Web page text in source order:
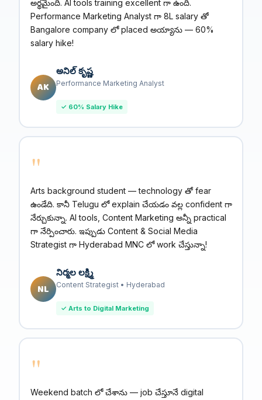
అర్థమైంది. AI tools training excellent గా ఉంది.
Performance Marketing Analyst గా ₹8L salary తో
Bangalore company లో placed అయ్యాను — 60%
salary hike!
AK
అనిల్ కృష్ణ
Performance Marketing Analyst
✓ 60% Salary Hike
"
Arts background student — technology తో fear
ఉండేది. కానీ Telugu లో explain చేయడం వల్ల confident గా
నేర్చుకున్నా. AI tools, Content Marketing అన్నీ practical
గా నేర్పించారు. ఇప్పుడు Content & Social Media
Strategist గా Hyderabad MNC లో work చేస్తున్నా!
NL
నిర్మల లక్ష్మి
Content Strategist • Hyderabad
✓ Arts to Digital Marketing
"
Weekend batch లో చేశాను — job చేస్తూనే digital